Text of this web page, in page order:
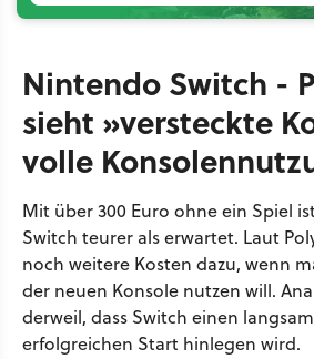
Nintendo Switch -
sieht »versteckte
volle
Mit über 300 Euro ohne ein Spiel
Switch teurer als erwartet. Laut
noch weitere Kosten dazu, wenn
der neuen Konsole nutzen will.
derweil, dass Switch einen
erfolgreichen Start hinlegen wird.